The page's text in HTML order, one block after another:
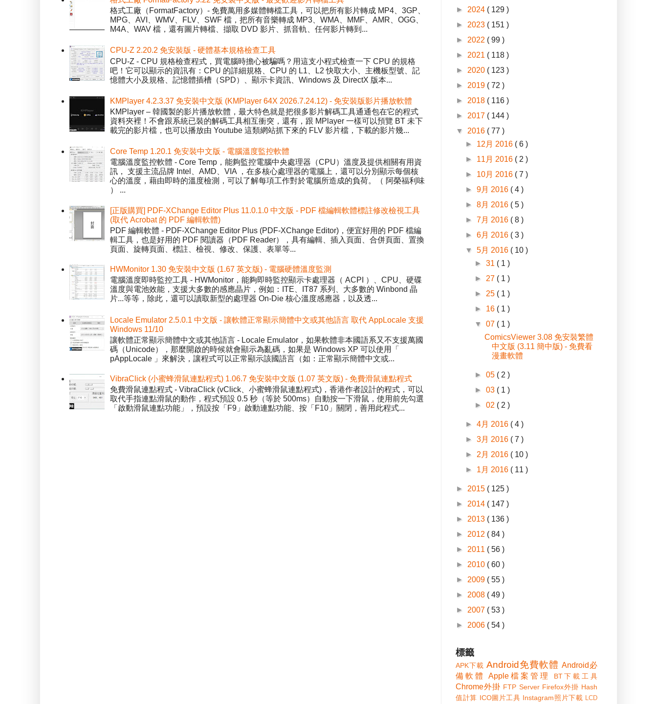
格式工廠（FormatFactory）- 免費萬用多媒體轉檔工具，可以把所有影片轉成 MP4、3GP、
MPG、AVI、WMV、FLV、SWF 檔，把所有音樂轉成 MP3、WMA、MMF、AMR、OGG、
M4A、WAV 檔，還有圖片轉檔、擷取 DVD 影片、抓音軌、任何影片轉到...
CPU-Z 2.20.2 免安裝版 - 硬體基本規格檢查工具
CPU-Z - CPU 規格檢查程式，買電腦時擔心被騙嗎？用這支小程式檢查一下 CPU 的規格
吧！它可以顯示的資訊有：CPU 的詳細規格、CPU 的 L1、L2 快取大小、主機板型號、記
憶體大小及規格、記憶體插槽（SPD）、顯示卡資訊、Windows 及 DirectX 版本...
KMPlayer 4.2.3.37 免安裝中文版 (KMPlayer 64X 2026.7.24.12) - 免安裝版影片播放軟體
KMPlayer – 韓國製的影片播放軟體，最大特色就是把很多影片解碼工具通通包在它的程式
資料夾裡！不會跟系統已裝的解碼工具相互衝突，還有，跟 MPlayer 一樣可以預覽 BT 未下
載完的影片檔，也可以播放由 Youtube 這類網站抓下來的 FLV 影片檔，下載的影片幾...
Core Temp 1.20.1 免安裝中文版 - 電腦溫度監控軟體
電腦溫度監控軟體 - Core Temp，能夠監控電腦中央處理器（CPU）溫度及提供相關有用資
訊， 支援主流品牌 Intel、AMD、VIA ，在多核心處理器的電腦上，還可以分別顯示每個核
心的溫度，藉由即時的溫度檢測，可以了解每項工作對於電腦所造成的負荷。（ 阿榮福利味
） ...
[正版購買] PDF-XChange Editor Plus 11.0.1.0 中文版 - PDF 檔編輯軟體標註修改檢視工具
(取代 Acrobat 的 PDF 編輯軟體)
PDF 編輯軟體 - PDF-XChange Editor Plus (PDF-XChange Editor)，便宜好用的 PDF 檔編
輯工具，也是好用的 PDF 閱讀器（PDF Reader），具有編輯、插入頁面、合併頁面、置換
頁面、旋轉頁面、標註、檢視、修改、保護、表單等...
HWMonitor 1.30 免安裝中文版 (1.67 英文版) - 電腦硬體溫度監測
電腦溫度即時監控工具 - HWMonitor，能夠即時監控顯示卡處理器（ ACPI ）、CPU、硬碟
溫度與電池效能，支援大多數的感應晶片，例如：ITE、IT87 系列、大多數的 Winbond 晶
片...等等，除此，還可以讀取新型的處理器 On-Die 核心溫度感應器，以及透...
Locale Emulator 2.5.0.1 中文版 - 讓軟體正常顯示簡體中文或其他語言 取代 AppLocale 支援
Windows 11/10
讓軟體正常顯示簡體中文或其他語言 - Locale Emulator，如果軟體非本國語系又不支援萬國
碼（Unicode），那麼開啟的時候就會顯示為亂碼，如果是 Windows XP 可以使用「
pAppLocale 」來解決，讓程式可以正常顯示該國語言（如：正常顯示簡體中文或...
VibraClick (小蜜蜂滑鼠連點程式) 1.06.7 免安裝中文版 (1.07 英文版) - 免費滑鼠連點程式
免費滑鼠連點程式 - VibraClick (vClick、小蜜蜂滑鼠連點程式)，香港作者設計的程式，可以
取代手指連點滑鼠的動作，程式預設 0.5 秒（等於 500ms）自動按一下滑鼠，使用前先勾選
「啟動滑鼠連點功能」，預設按「F9」啟動連點功能、按「F10」關閉，善用此程式...
► 2024 ( 129 )
► 2023 ( 151 )
► 2022 ( 99 )
► 2021 ( 118 )
► 2020 ( 123 )
► 2019 ( 72 )
► 2018 ( 116 )
► 2017 ( 144 )
▼ 2016 ( 77 )
► 12月 2016 ( 6 )
► 11月 2016 ( 2 )
► 10月 2016 ( 7 )
►9月 2016 ( 4 )
►8月 2016 ( 5 )
►7月 2016 ( 8 )
►6月 2016 ( 3 )
▼5月 2016 ( 10 )
►31 ( 1 )
► 27 ( 1 )
► 25 ( 1 )
► 16 ( 1 )
▼07 ( 1 )
ComicsViewer 3.08 免安裝繁體
中文版 (3.11 簡中版) - 免費看
漫畫軟體
►05 ( 2 )
►03 ( 1 )
►02 ( 2 )
►4月 2016 ( 4 )
►3月 2016 ( 7 )
► 2月 2016 ( 10 )
► 1月 2016 ( 11 )
► 2015 ( 125 )
► 2014 ( 147 )
► 2013 ( 136 )
► 2012 ( 84 )
► 2011 ( 56 )
► 2010 ( 60 )
► 2009 ( 55 )
► 2008 ( 49 )
► 2007 ( 53 )
► 2006 ( 54 )
標籤
APK下載 Android免費軟體 Android必
備軟體
Apple檔案管理 BT下載工具
Chrome外掛 FTP Server Firefox外掛 Hash
值計算 ICO圖片工具 Instagram照片下載 LCD